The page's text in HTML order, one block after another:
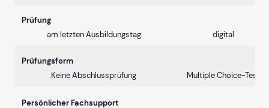
Prüfung
am letzten Ausbildungstag
digital
Prüfungsform
Keine Abschlussprüfung
Multiple Choice-Test
Persönlicher Fachsupport